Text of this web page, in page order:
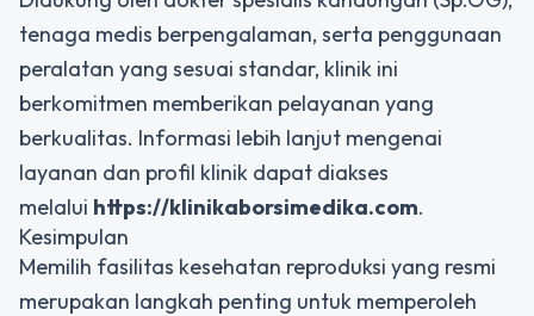
tenaga medis berpengalaman, serta penggunaan
peralatan yang sesuai standar, klinik ini
berkomitmen memberikan pelayanan yang
berkualitas. Informasi lebih lanjut mengenai
layanan dan profil klinik dapat diakses
melalui https://klinikaborsimedika.com.
Kesimpulan
Memilih fasilitas kesehatan reproduksi yang resmi
merupakan langkah penting untuk memperoleh